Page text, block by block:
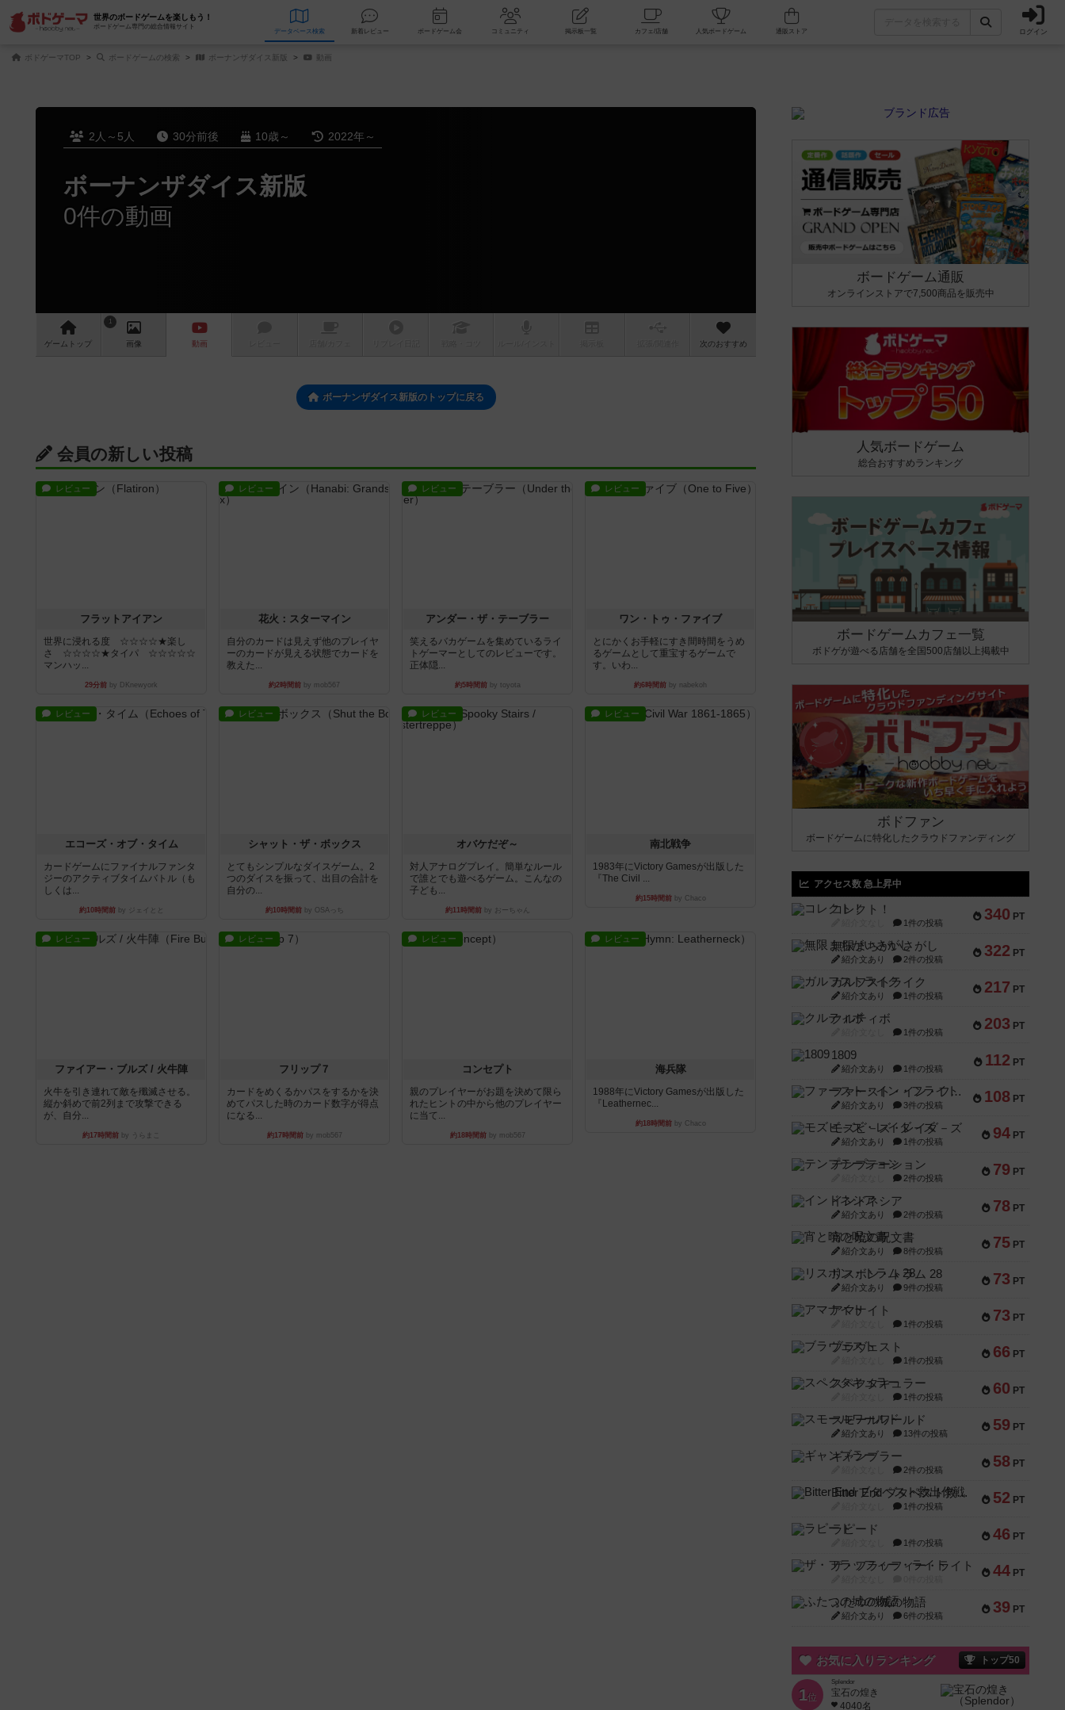
世界のボードゲームを楽しもう！
ボードゲーム専門の総合情報サイト
データベース 検索 新着レビュー ボードゲーム会 コミュニティ 掲示板一覧 カフェ/店舗 人気ボードゲーム ログイン
ボドゲーマTOP ボードゲームの検索 ボーナンザダイス新版 動画
2人～5人 30分前後 10歳～ 2022年～
ボーナンザダイス新版
0件の動画
ゲーム トップ
1
画像 動画 次のおすすめ
ボーナンザダイス新版のトップに戻る
会員の新しい投稿
レビュー
フラットアイアン
世界に浸れる度 ☆☆☆☆★楽し
さ ☆☆☆☆★タイパ ☆☆☆☆☆
マンハッ...
29分前 by DKnewyork
レビュー
花火：スターマイン
自分のカードは見えず他のプレイヤ
ーのカードが見える状態でカードを
教えた...
約2時間前 by mob567
レビュー
アンダー・ザ・テーブラー
笑えるバカゲームを集めているライ
トゲーマーとしてのレビューです。
正体隠...
約5時間前by toyota
レビュー
ワン・トゥ・ファイブ
とにかくお手軽にすき間時間をうめ
るゲームとして重宝するゲームで
す。いわ...
約6時間前 by nabekoh
レビュー
エコーズ・オブ・タイム
カードゲームにファイナルファンタ
ジーのアクティブタイムバトル（も
しくは...
約10時間前by ジェイとと
レビュー
シャット・ザ・ボックス
とてもシンプルなダイスゲーム。2
つのダイスを振って、出目の合計を
自分の...
約10時間前by OSAっち
レビュー
オバケだぞ～
対人アナログプレイ。簡単なルール
で誰とでも遊べるゲーム。こんなの
子ども...
約11時間前by おーちゃん
レビュー
南北戦争
1983年にVictory Gamesが出版した
『The Civil ...
約15時間前by Chaco
レビュー
ファイアー・ブルズ / 火牛陣
火牛を引き連れて敵を殲滅させる。
縦か斜めで前2列まで攻撃できる
が、自分...
約17時間前 by うらまこ
レビュー
フリップ７
カードをめくるかパスをするかを決
めてパスした時のカード数字が得点
になる...
約17時間前by mob567
レビュー
コンセプト
親のプレイヤーがお題を決めて限ら
れたヒントの中から他のプレイヤー
に当て...
約18時間前by mob567
レビュー
海兵隊
1988年にVictory Gamesが出版した
『Leathernec...
約18時間前by Chaco
ボードゲーム通販
オンラインストアで7,500商品を販売中
人気ボードゲーム
総合おすすめランキング
ボードゲームカフェ一覧
ボドゲが遊べる店舗を全国500店舗以上掲載中
ボドファン
ボードゲームに特化したクラウドファンディング
アクセス数 急上昇中
340 PT
コレクト！
1件の投稿
322 PT
無限まちがいさがし
紹介文あり 2件の投稿
217 PT
ガルフストライク
紹介文あり 1件の投稿
203 PT
クルティボ
1件の投稿
112 PT
1809
紹介文あり 1件の投稿
108 PT
ファースト・イン・フライト
紹介文あり 3件の投稿
94 PT
モズビ－ズ・レイダ－ズ
紹介文あり 1件の投稿
79 PT
テンプテーション
2件の投稿
78 PT
インドネシア
紹介文あり 2件の投稿
75 PT
宵と暁の呪文書
紹介文あり 8件の投稿
73 PT
リスボン・トラム 28
紹介文あり 9件の投稿
73 PT
アマナイト
1件の投稿
66 PT
ブラヴェスト
1件の投稿
60 PT
スペクタキュラー
1件の投稿
59 PT
スモールワールド
紹介文あり 13件の投稿
58 PT
ギャンブラー
2件の投稿
52 PT
Bitter End ブタペスト救出作戦
1件の投稿
46 PT
ラピード
1件の投稿
44 PT
ザ・フラッフィー・ライト
39 PT
ふたつの城の物語
紹介文あり 6件の投稿
お気に入りランキング トップ50
1位
Splendor
宝石の煌き
4040名